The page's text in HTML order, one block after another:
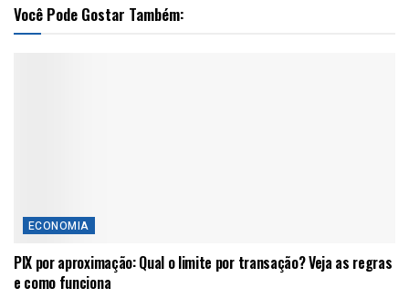
Você Pode Gostar Também:
ECONOMIA
PIX por aproximação: Qual o limite por transação? Veja as regras
e como funciona